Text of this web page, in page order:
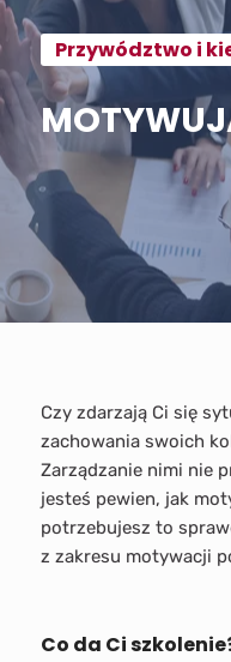
Przywództwo i
Czy zdarzają Ci się
zachowania swoich
Zarządzanie nimi nie
jesteś pewien, jak
potrzebujesz to
z zakresu motywacji
Co da Ci